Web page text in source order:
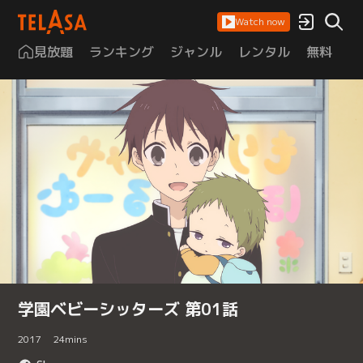
Watch now
見放題 ランキング ジャンル レンタル 無料
学園ベビーシッターズ 第01話
2017 24mins